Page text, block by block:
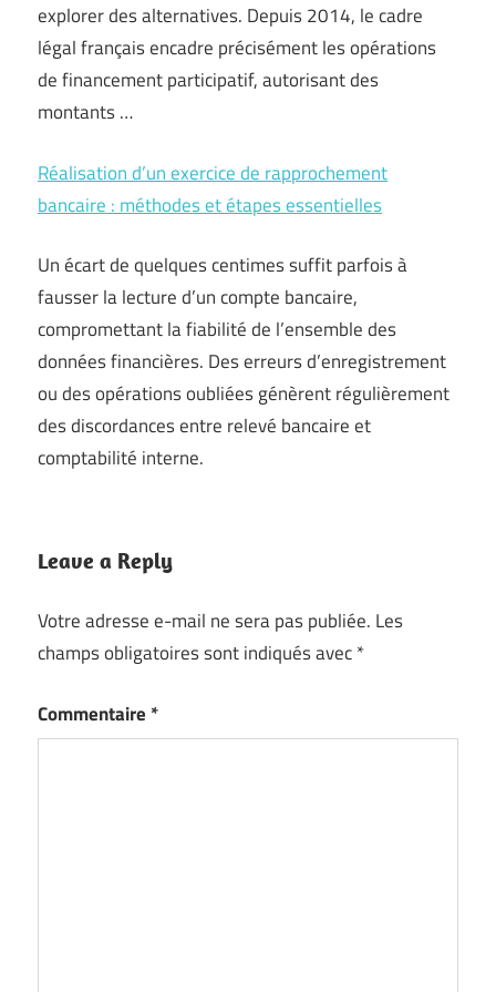
explorer des alternatives. Depuis 2014, le cadre
légal français encadre précisément les opérations
de financement participatif, autorisant des
montants …
Réalisation d’un exercice de rapprochement
bancaire : méthodes et étapes essentielles
Un écart de quelques centimes suffit parfois à
fausser la lecture d’un compte bancaire,
compromettant la fiabilité de l’ensemble des
données financières. Des erreurs d’enregistrement
ou des opérations oubliées génèrent régulièrement
des discordances entre relevé bancaire et
comptabilité interne.
Leave a Reply
Votre adresse e-mail ne sera pas publiée. Les
champs obligatoires sont indiqués avec*
Commentaire *